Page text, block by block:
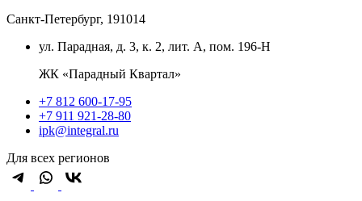
Санкт-Петербург, 191014
ул. Парадная, д. 3, к. 2, лит. А, пом. 196-Н
ЖК «Парадный Квартал»
+7 812 600-17-95
+7 911 921-28-80
ipk@integral.ru
Для всех регионов